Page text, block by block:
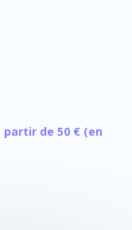
partir de 50 € (en